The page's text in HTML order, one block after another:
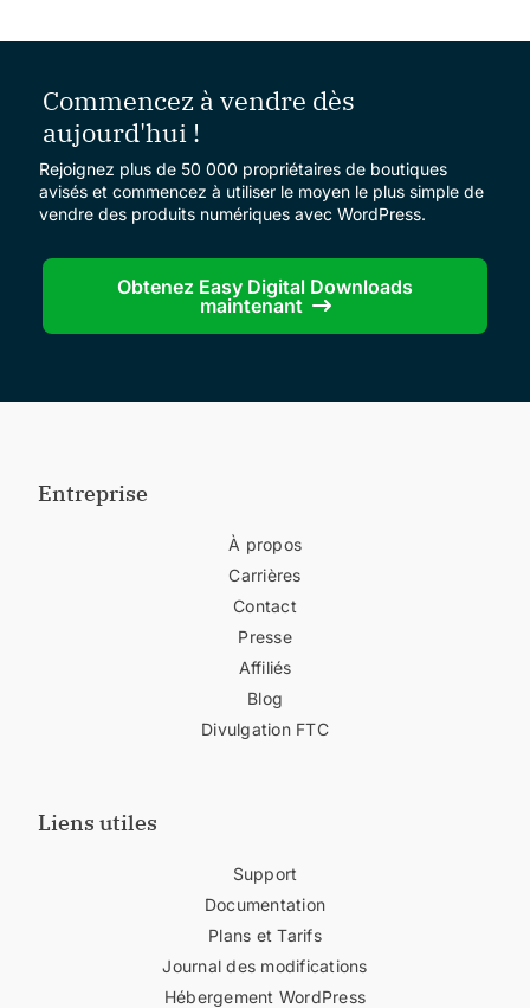
Commencez à vendre dès
aujourd'hui !
Rejoignez plus de 50 000 propriétaires de boutiques
avisés et commencez à utiliser le moyen le plus simple de
vendre des produits numériques avec WordPress.
Obtenez Easy Digital Downloads
maintenant
Entreprise
À propos
Carrières
Contact
Presse
Affiliés
Blog
Divulgation FTC
Liens utiles
Support
Documentation
Plans et Tarifs
Journal des modifications
Hébergement WordPress